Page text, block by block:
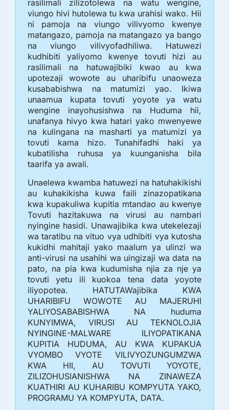
rasilimali zilizotolewa na watu wengine,
viungo hivi hutolewa tu kwa urahisi wako. Hii
ni pamoja na viungo vilivyomo kwenye
matangazo, pamoja na matangazo ya bango
na viungo vilivyofadhiliwa. Hatuwezi
kudhibiti yaliyomo kwenye tovuti hizi au
rasilimali na hatuwajibiki kwao au kwa
upotezaji wowote au uharibifu unaoweza
kusababishwa na matumizi yao. Ikiwa
unaamua kupata tovuti yoyote ya watu
wengine inayohusishwa na Huduma hii,
unafanya hivyo kwa hatari yako mwenyewe
na kulingana na masharti ya matumizi ya
tovuti kama hizo. Tunahifadhi haki ya
kubatilisha ruhusa ya kuunganisha bila
taarifa ya awali.
Unaelewa kwamba hatuwezi na hatuhakikishi
au kuhakikisha kuwa faili zinazopatikana
kwa kupakuliwa kupitia mtandao au kwenye
Tovuti hazitakuwa na virusi au nambari
nyingine hasidi. Unawajibika kwa utekelezaji
wa taratibu na vituo vya udhibiti vya kutosha
kukidhi mahitaji yako maalum ya ulinzi wa
anti-virusi na usahihi wa uingizaji wa data na
pato, na pia kwa kudumisha njia za nje ya
tovuti yetu ili kuokoa tena data yoyote
iliyopotea. HATUTAWajibika KWA
UHARIBIFU WOWOTE AU MAJERUHI
YALIYOSABABISHWA NA huduma
KUNYIMWA, VIRUSI AU TEKNOLOJIA
NYINGINE-MALWARE ILIYOPATIKANA
KUPITIA HUDUMA, AU KWA KUPAKUA
VYOMBO VYOTE VILIVYOZUNGUMZWA
KWA HII, AU TOVUTI YOYOTE,
ZILIZOHUSIANISHWA NA ZINAWEZA
KUATHIRI AU KUHARIBU KOMPYUTA YAKO,
PROGRAMU YA KOMPYUTA, DATA.